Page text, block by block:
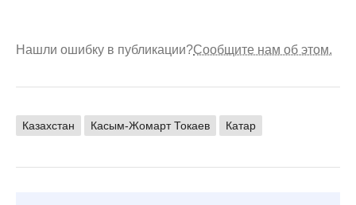
Нашли ошибку в публикации?Сообщите нам об этом.
Казахстан Касым-Жомарт Токаев Катар